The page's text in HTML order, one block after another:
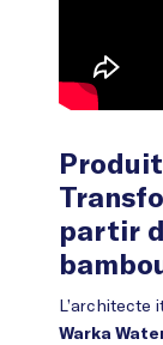
partir
L’architecte
Warka